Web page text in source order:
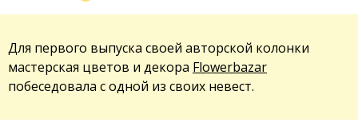
Для первого выпуска своей авторской колонки
мастерская цветов и декора Flowerbazar
побеседовала с одной из своих невест.